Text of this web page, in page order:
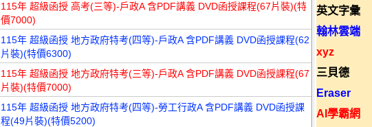
115年 超級函授 高考(三等)-戶政A 含PDF講義 DVD函授課程(67片裝)(特
價7000)
115年 超級函授 地方政府特考(四等)-戶政A 含PDF講義 DVD函授課程(62
片裝)(特價6300)
115年 超級函授 地方政府特考(三等)-戶政A 含PDF講義 DVD函授課程(67
片裝)(特價7000)
115年 超級函授 地方政府特考(四等)-勞工行政A 含PDF講義 DVD函授課
程(49片裝)(特價5200)
英文字彙
翰林雲端
xyz
三貝德
Eraser
AI學霸網